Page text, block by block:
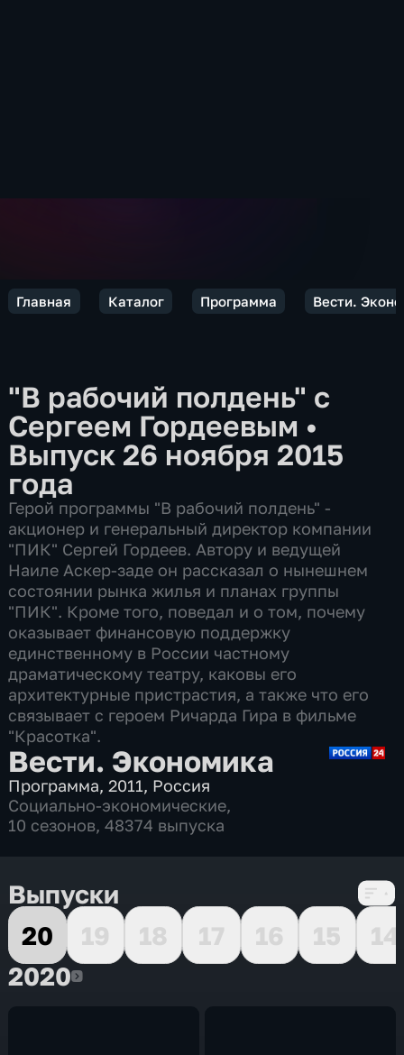
Главная Каталог Программа Вести.
"В рабочий полдень" с
Сергеем Гордеевым •
Выпуск 26 ноября 2015
года
Герой программы "В рабочий полдень" -
акционер и генеральный директор компании
"ПИК" Сергей Гордеев. Автору и ведущей
Наиле Аскер-заде он рассказал о нынешнем
состоянии рынка жилья и планах группы
"ПИК". Кроме того, поведал и о том, почему
оказывает финансовую поддержку
единственному в России частному
драматическому театру, каковы его
архитектурные пристрастия, а также что его
связывает с героем Ричарда Гира в фильме
"Красотка".
Вести. Экономика
Программа,2011, Россия
Социально-экономические,
10 сезонов, 48374 выпуска
Выпуски
20
19 18 17 16 15
14
20202020